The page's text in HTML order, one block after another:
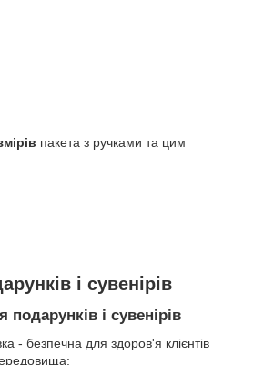
пакета з ручками та цим
і сувенірів
подарунків і сувенірів
- безпечна для здоров'я клієнтів